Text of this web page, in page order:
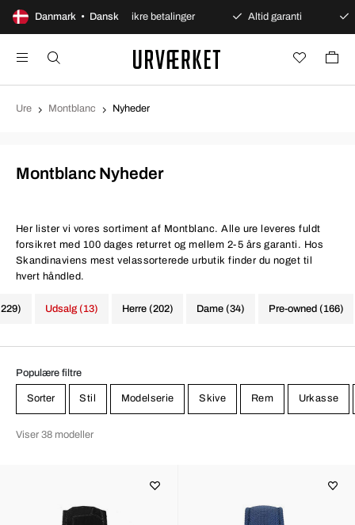
Danmark • Dansk
køb Sikre betalinger Altid garanti Hurtig
Ure Montblanc Nyheder
Montblanc Nyheder
Her lister vi vores sortiment af Montblanc. Alle ure leveres fuldt
forsikret med 100 dages returret og mellem 2-5 års garanti. Hos
Skandinaviens mest velassorterede urbutik finder du noget til
hvert håndled.
Herre (202) Dame (34) Pre-owned (166)
Udsalg (13)
Populære filtre
Sorter Stil Modelserie Skive Rem Urkasse
Viser 38 modeller